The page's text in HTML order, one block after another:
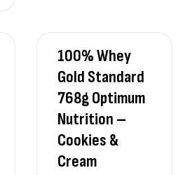
100% Whey
Gold Standard
768g Optimum
Nutrition –
Cookies &
Cream